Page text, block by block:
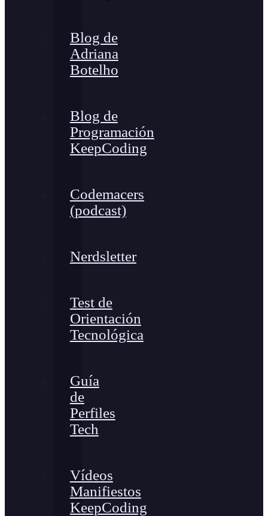
Blog de
Adriana
Botelho
Blog de
Programación
KeepCoding
Codemacers
(podcast)
Nerdsletter
Test de
Orientación
Tecnológica
Guía
de
Perfiles
Tech
Vídeos
Manifiestos
KeepCoding